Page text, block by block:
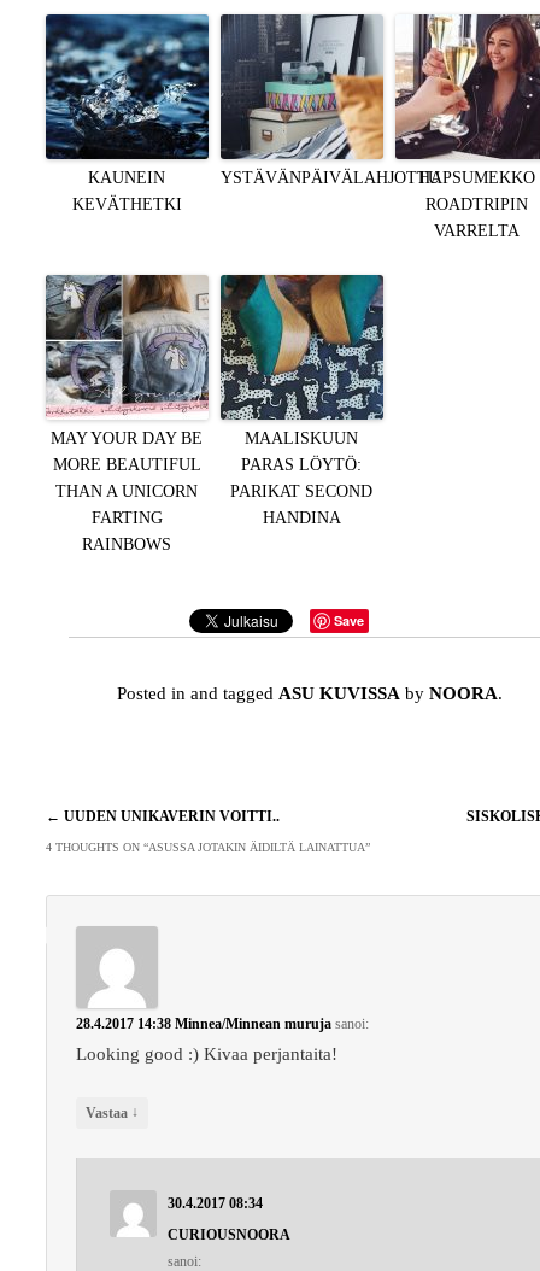
KAUNEIN
KEVÄTHETKI
YSTÄVÄNPÄIVÄLAHJOTTUHAPSUMEKKO
ROADTRIPIN
VARRELTA
MAY YOUR DAY BE
MORE BEAUTIFUL
THAN A UNICORN
FARTING
RAINBOWS
MAALISKUUN
PARAS LÖYTÖ:
PARIKAT SECOND
HANDINA
Save
Posted in and taggedASU KUVISSA byNOORA.
Artikkelien
selaus
← UUDEN UNIKAVERIN VOITTI..
4 THOUGHTS ON “ASUSSA JOTAKIN ÄIDILTÄ LAINATTUA”
28.4.2017 14:38 Minnea/Minnean muruja sanoi:
Looking good :) Kivaa perjantaita!
Vastaa ↓
30.4.2017 08:34
CURIOUSNOORA
sanoi: